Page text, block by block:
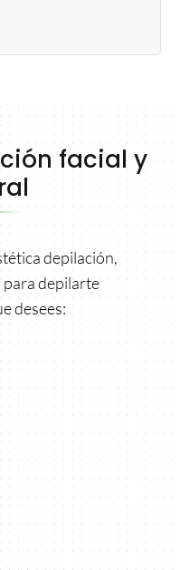
facial y
depilación,
depilarte
desees: